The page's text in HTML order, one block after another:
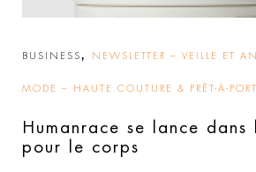
BUSINESS, NEWSLETTER – VEILLE ET
MODE – HAUTE COUTURE & PRÊT-À-
Humanrace se lance dans
pour le corps